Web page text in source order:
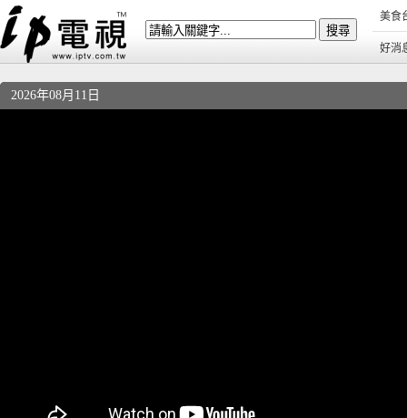
美食
好消
2026年08月11日